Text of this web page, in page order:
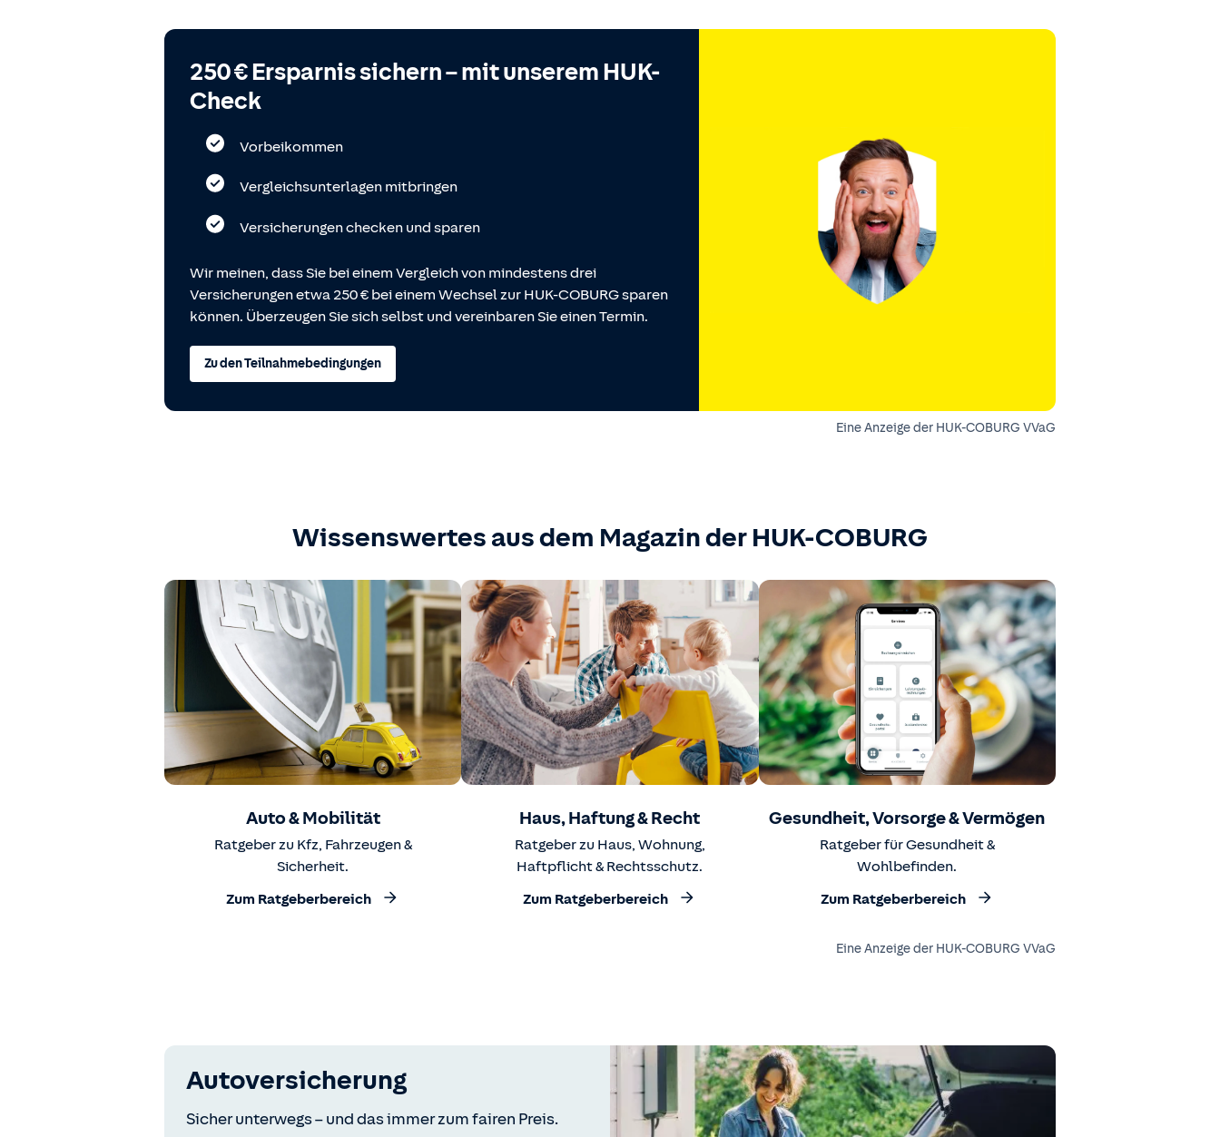
250 € Ersparnis sichern – mit unserem HUK-
Check
Vorbeikommen
Vergleichsunterlagen mitbringen
Versicherungen checken und sparen
Wir meinen, dass Sie bei einem Vergleich von mindestens drei
Versicherungen etwa 250 € bei einem Wechsel zur HUK-COBURG sparen
können. Überzeugen Sie sich selbst und vereinbaren Sie einen Termin.
Zu den Teilnahmebedingungen
Eine Anzeige der HUK-COBURG VVaG
Wissenswertes aus dem Magazin der HUK-COBURG
Auto & Mobilität
Ratgeber zu Kfz, Fahrzeugen &
Sicherheit.
Zum Ratgeberbereich
Haus, Haftung & Recht
Ratgeber zu Haus, Wohnung,
Haftpflicht & Rechtsschutz.
Zum Ratgeberbereich
Gesundheit, Vorsorge & Vermögen
Ratgeber für Gesundheit &
Wohlbefinden.
Zum Ratgeberbereich
Eine Anzeige der HUK-COBURG VVaG
Autoversicherung
Sicher unterwegs – und das immer zum fairen Preis.